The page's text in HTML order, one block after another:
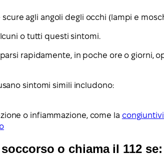
agli angoli degli occhi (lampi e
o tutti questi sintomi.
rapidamente, in poche ore o giorni,
sintomi simili includono:
o infiammazione, come la
o chiama il 112 se: